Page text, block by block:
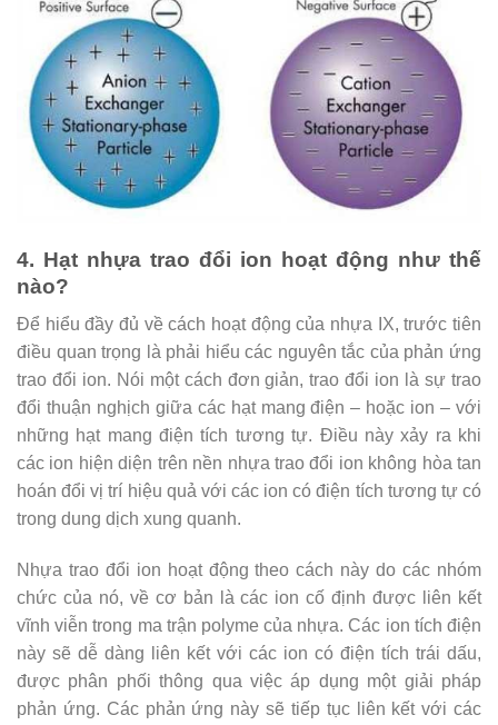
4. Hạt nhựa trao đổi ion hoạt động như thế
nào?
Để hiểu đầy đủ về cách hoạt động của nhựa IX, trước tiên
điều quan trọng là phải hiểu các nguyên tắc của phản ứng
trao đổi ion. Nói một cách đơn giản, trao đổi ion là sự trao
đổi thuận nghịch giữa các hạt mang điện – hoặc ion – với
những hạt mang điện tích tương tự. Điều này xảy ra khi
các ion hiện diện trên nền nhựa trao đổi ion không hòa tan
hoán đổi vị trí hiệu quả với các ion có điện tích tương tự có
trong dung dịch xung quanh.
Nhựa trao đổi ion hoạt động theo cách này do các nhóm
chức của nó, về cơ bản là các ion cố định được liên kết
vĩnh viễn trong ma trận polyme của nhựa. Các ion tích điện
này sẽ dễ dàng liên kết với các ion có điện tích trái dấu,
được phân phối thông qua việc áp dụng một giải pháp
phản ứng. Các phản ứng này sẽ tiếp tục liên kết với các